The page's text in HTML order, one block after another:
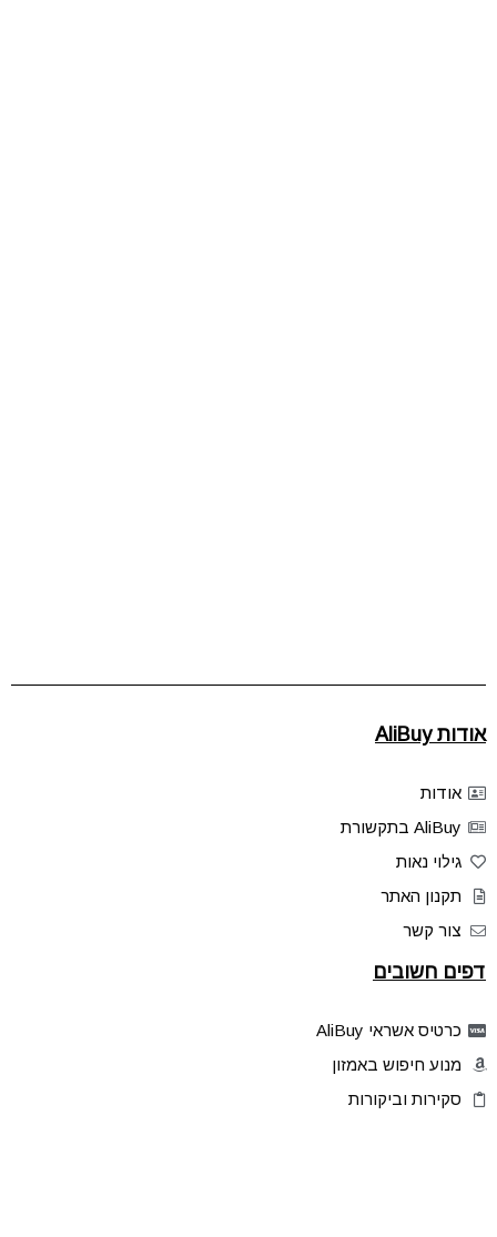
אודות AliBuy
אודות
AliBuy בתקשורת
גילוי נאות
תקנון האתר
צור קשר
דפים חשובים
כרטיס אשראי AliBuy
מנוע חיפוש באמזון
סקירות וביקורות